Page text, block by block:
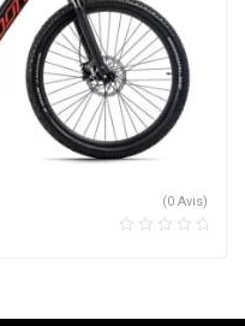
(0 Avis)